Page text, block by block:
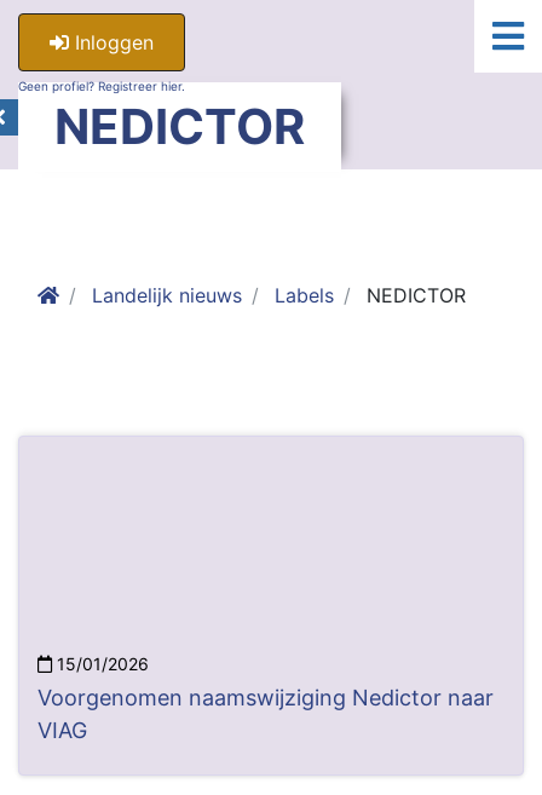
Inloggen
Geen profiel? Registreer hier.
NEDICTOR
Landelijk nieuws Labels NEDICTOR
15/01/2026
Voorgenomen naamswijziging Nedictor naar
VIAG